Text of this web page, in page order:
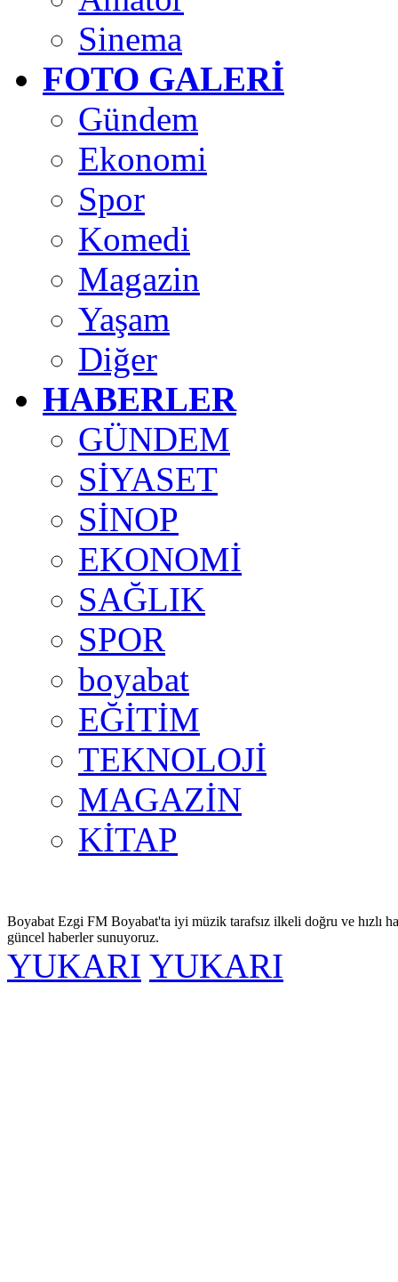
Sinema
FOTO GALERİ
Gündem
Ekonomi
Spor
Komedi
Magazin
Yaşam
Diğer
HABERLER
GÜNDEM
SİYASET
SİNOP
EKONOMİ
SAĞLIK
SPOR
boyabat
EĞİTİM
TEKNOLOJİ
MAGAZİN
KİTAP
Boyabat Ezgi FM Boyabat'ta iyi müzik tarafsız ilkeli doğru ve hızlı
güncel haberler sunuyoruz.
YUKARI YUKARI